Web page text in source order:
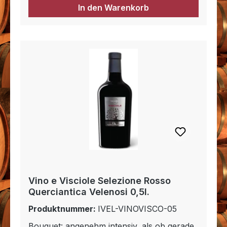
In den Warenkorb
Vino e Visciole Selezione Rosso
Querciantica Velenosi 0,5l.
Produktnummer: IVEL-VINOVISCO-05